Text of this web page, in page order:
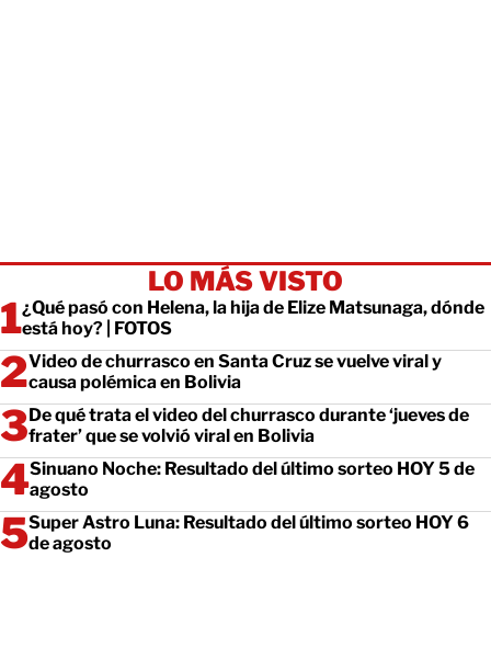
LO MÁS VISTO
¿Qué pasó con Helena, la hija de Elize Matsunaga, dónde
está hoy? | FOTOS
Video de churrasco en Santa Cruz se vuelve viral y
causa polémica en Bolivia
De qué trata el video del churrasco durante ‘jueves de
frater’ que se volvió viral en Bolivia
Sinuano Noche: Resultado del último sorteo HOY 5 de
agosto
Super Astro Luna: Resultado del último sorteo HOY 6
de agosto